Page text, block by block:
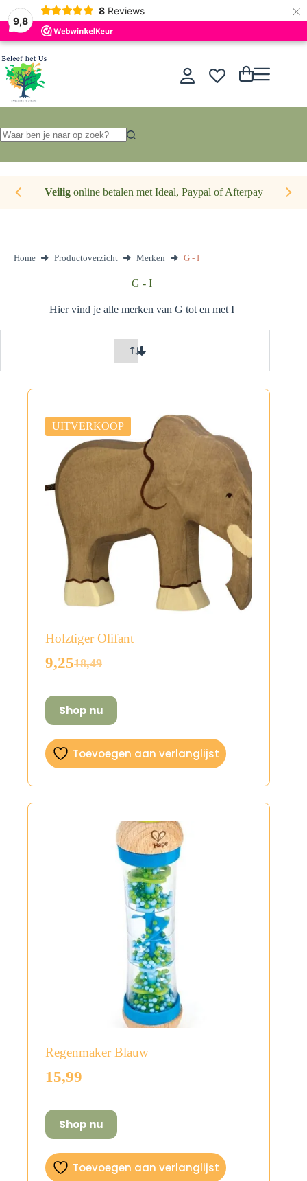
9,8
8 Reviews ×
Ga
naar
de
inhoud
Winkelwagen
resultaten
Veiligonline betalen met Ideal, Paypal of Afterpay
Home Productoverzicht Merken G - I
G - I
Hier vind je alle merken van G tot en met I
UITVERKOOP
Holztiger Olifant
18,49
Oorspronkelijke
was:
€18,49.
9,25Huidige
is:
€9,25.
Shop nu
Toevoegen aan verlanglijst
Regenmaker Blauw
15,99
Shop nu
Toevoegen aan verlanglijst